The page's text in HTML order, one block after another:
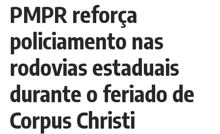
PMPR reforça
policiamento nas
rodovias estaduais
durante o feriado de
Corpus Christi